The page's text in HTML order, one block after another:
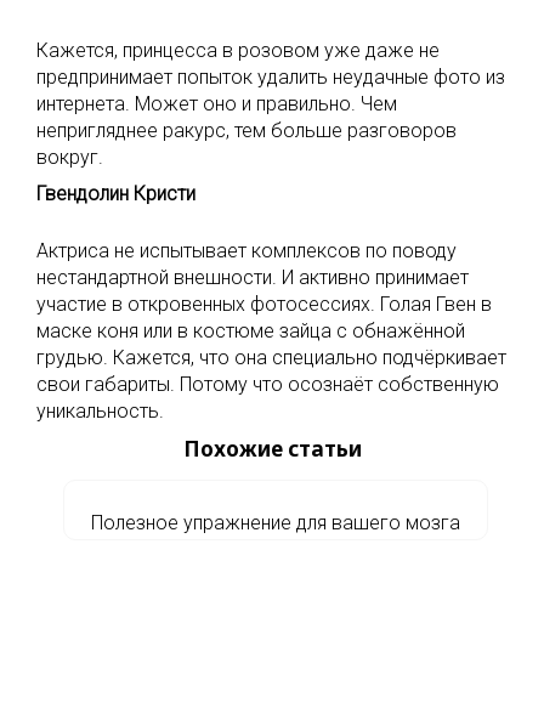
Кажется, принцесса в розовом уже даже не
предпринимает попыток удалить неудачные фото из
интернета. Может оно и правильно. Чем
непригляднее ракурс, тем больше разговоров
вокруг.
Гвендолин Кристи
Актриса не испытывает комплексов по поводу
нестандартной внешности. И активно принимает
участие в откровенных фотосессиях. Голая Гвен в
маске коня или в костюме зайца с обнажённой
грудью. Кажется, что она специально подчёркивает
свои габариты. Потому что осознаёт собственную
уникальность.
Похожие статьи
Полезное упражнение для вашего мозга